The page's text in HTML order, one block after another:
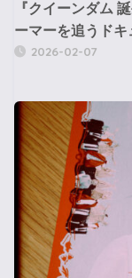
『クイーンダム
ーマーを追うドキ
2026-02-07